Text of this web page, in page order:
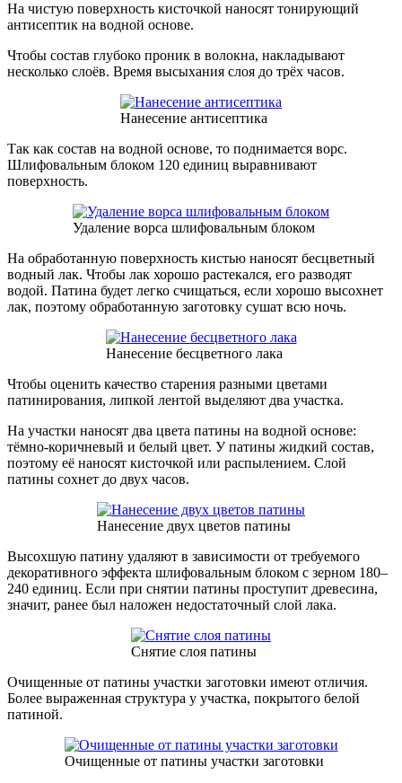
На чистую поверхность кисточкой наносят тонирующий
антисептик на водной основе.
Чтобы состав глубоко проник в волокна, накладывают
несколько слоёв. Время высыхания слоя до трёх часов.
Нанесение антисептика
Так как состав на водной основе, то поднимается ворс.
Шлифовальным блоком 120 единиц выравнивают
поверхность.
Удаление ворса шлифовальным блоком
На обработанную поверхность кистью наносят бесцветный
водный лак. Чтобы лак хорошо растекался, его разводят
водой. Патина будет легко счищаться, если хорошо высохнет
лак, поэтому обработанную заготовку сушат всю ночь.
Нанесение бесцветного лака
Чтобы оценить качество старения разными цветами
патинирования, липкой лентой выделяют два участка.
На участки наносят два цвета патины на водной основе:
тёмно-коричневый и белый цвет. У патины жидкий состав,
поэтому её наносят кисточкой или распылением. Слой
патины сохнет до двух часов.
Нанесение двух цветов патины
Высохшую патину удаляют в зависимости от требуемого
декоративного эффекта шлифовальным блоком с зерном 180–
240 единиц. Если при снятии патины проступит древесина,
значит, ранее был наложен недостаточный слой лака.
Снятие слоя патины
Очищенные от патины участки заготовки имеют отличия.
Более выраженная структура у участка, покрытого белой
патиной.
Очищенные от патины участки заготовки